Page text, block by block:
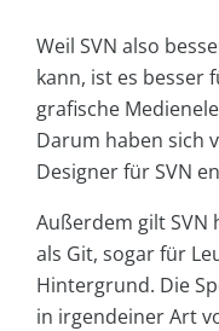
Weil SVN also
kann, ist es besser
grafische
Darum haben sich
Designer für SVN
Außerdem gilt SVN
als Git, sogar für
Hintergrund. Die
in irgendeiner Art